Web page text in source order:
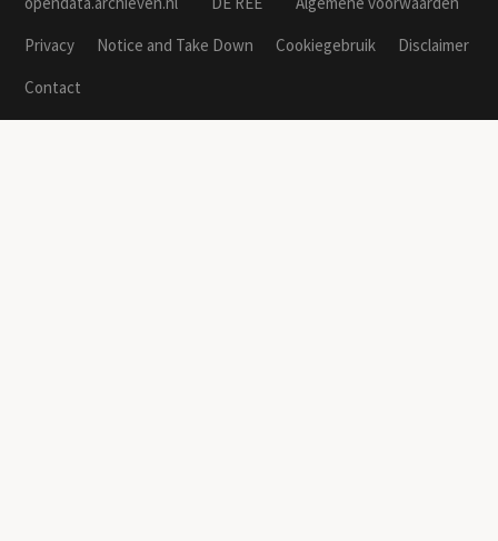
Privacy
Notice and Take Down Cookiegebruik
Disclaimer
Contact